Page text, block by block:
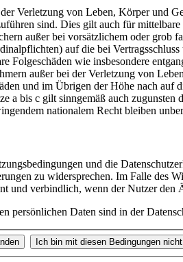
Verletzung von Leben, Körper und
sind. Dies gilt auch für
außer bei vorsätzlichem oder grob
auf die bei
Folgeschäden wie insbesondere
außer bei der Verletzung von
und im Übrigen der Höhe nach auf
a bis c gilt sinngemäß auch
nationalem Recht bleiben
und die
zu widersprechen. Im Falle des
und verbindlich, wenn der Nutzer den
persönlichen Daten sind in der